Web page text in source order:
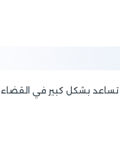
تساعد بشكل كبير في